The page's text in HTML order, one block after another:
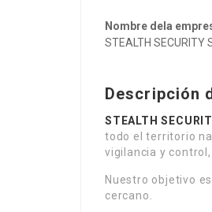
Nombre dela
STEALTH SECURITY
Descripción
STEALTH
todo el territorio
vigilancia y
Nuestro objetivo
cercano.